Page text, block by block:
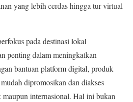
yang lebih cerdas hingga tur virtual
pada destinasi lokal
penting dalam meningkatkan
bantuan platform digital, produk
dipromosikan dan diakses
internasional. Hal ini bukan